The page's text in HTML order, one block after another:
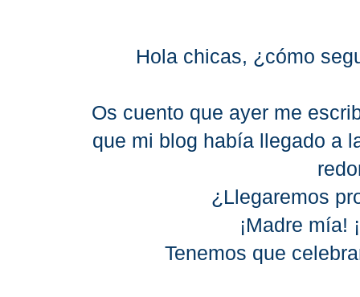
Hola chicas, ¿cómo
Os cuento que ayer me
que mi blog había llegado a
¿Llegaremos
¡Madre mía!
Tenemos que